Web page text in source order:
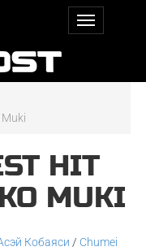
HIT
MUKI
Кобаяси / Chumei